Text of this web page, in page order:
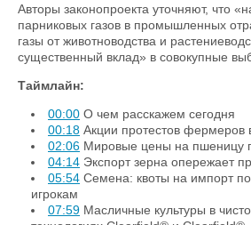
Авторы законопроекта уточняют, что
парниковых газов ‎в промышленных
газы от животноводства и
существенный вклад» в совокупные
Таймлайн:
00:00 О чем расскажем сегодня
00:18 Акции протестов фермеров
02:06 Мировые цены на пшеницу
04:14 Экспорт зерна опережает
05:54 Семена: квоты на импорт
игрокам
07:59 Масличные культуры в